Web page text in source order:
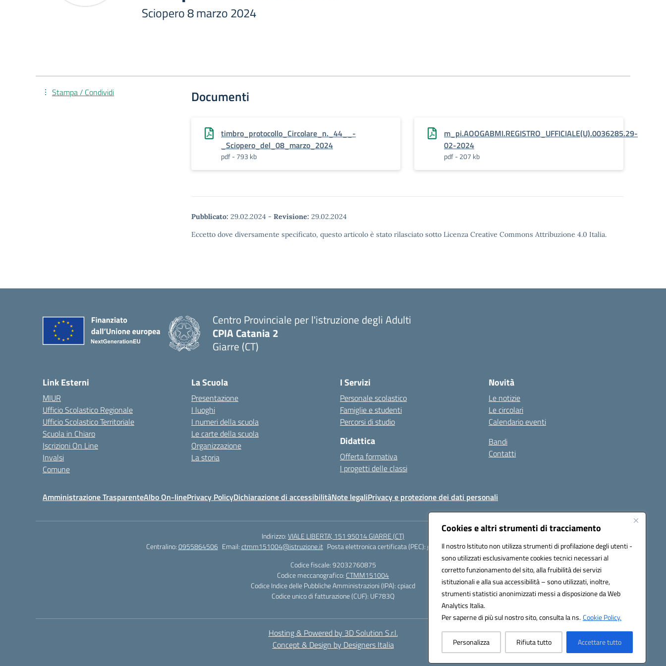
Cookies e altri strumenti di tracciamento
Il nostro Istituto non utilizza strumenti di profilazione degli utenti -
sono utilizzati esclusivamente cookies tecnici necessari al
corretto funzionamento del sito, alla fruibilità dei servizi
istituzionali e alla sua accessibilità – sono utilizzati, inoltre,
strumenti statistici anonimizzati messi a disposizione da Web
Analytics Italia.
Per saperne di più sul nostro sito, consulta la ns.Cookie Policy.
Personalizza Rifiuta tutto Accettare tutto
Sciopero 8 marzo 2024
Documenti
timbro_protocollo_Circolare_n._44__-
_Sciopero_del_08_marzo_2024
pdf - 793 kb
m_pi.AOOGABMI.REGISTRO_UFFICIALE(U).0036285.29-
02-2024
pdf - 207 kb
Pubblicato: 29.02.2024 - Revisione: 29.02.2024
Eccetto dove diversamente specificato, questo articolo è stato rilasciato sotto Licenza Creative Commons Attribuzione 4.0 Italia.
Stampa / Condividi
Centro Provinciale per l'istruzione degli Adulti
CPIA Catania 2
Giarre (CT)
Link Esterni
MIUR
Ufficio Scolastico Regionale
Ufficio Scolastico Territoriale
Scuola in Chiaro
Iscrizioni On Line
Invalsi
Comune
La Scuola
Presentazione
I luoghi
I numeri della scuola
Le carte della scuola
Organizzazione
La storia
I Servizi
Personale scolastico
Famiglie e studenti
Percorsi di studio
Didattica
Offerta formativa
I progetti delle classi
Novità
Le notizie
Le circolari
Calendario eventi
Bandi
Contatti
Amministrazione TrasparenteAlbo On-linePrivacy PolicyDichiarazione di accessibilitàNote legaliPrivacy e protezione dei dati personali
Indirizzo:VIALE LIBERTA’, 151 95014 GIARRE (CT)
Centralino:0955864506 Email:ctmm151004@istruzione.it Posta elettronica certificata (PEC):ctmm151004@pec.istruzione.it
Codice fiscale: 92032760875
Codice meccanografico: CTMM151004
Codice Indice delle Pubbliche Amministrazioni (IPA): cpiacd
Codice unico di fatturazione (CUF): UF783Q
Hosting & Powered by 3D Solution S.r.l.
Concept & Design by Designers Italia